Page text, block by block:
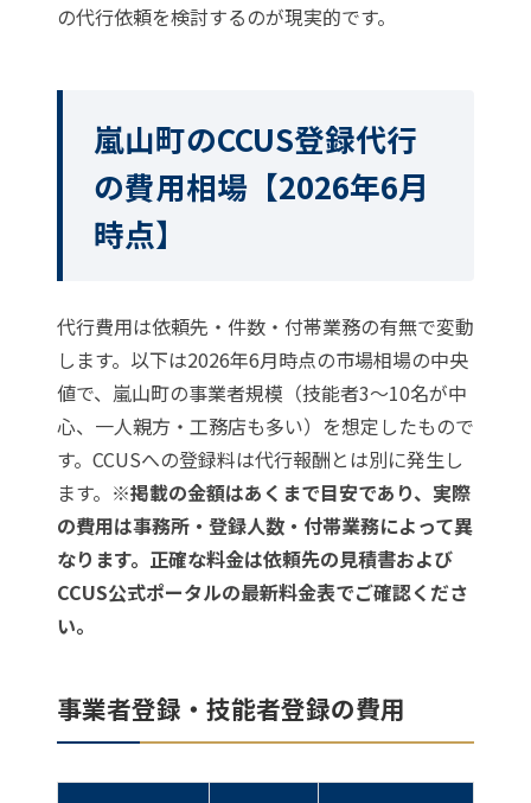
の代行依頼を検討するのが現実的です。
嵐山町のCCUS登録代行
の費用相場【2026年6月
時点】
代行費用は依頼先・件数・付帯業務の有無で変動
します。以下は2026年6月時点の市場相場の中央
値で、嵐山町の事業者規模（技能者3〜10名が中
心、一人親方・工務店も多い）を想定したもので
す。CCUSへの登録料は代行報酬とは別に発生し
ます。 ※掲載の金額はあくまで目安であり、実際
の費用は事務所・登録人数・付帯業務によって異
なります。正確な料金は依頼先の見積書および
CCUS公式ポータルの最新料金表でご確認くださ
い。
事業者登録・技能者登録の費用